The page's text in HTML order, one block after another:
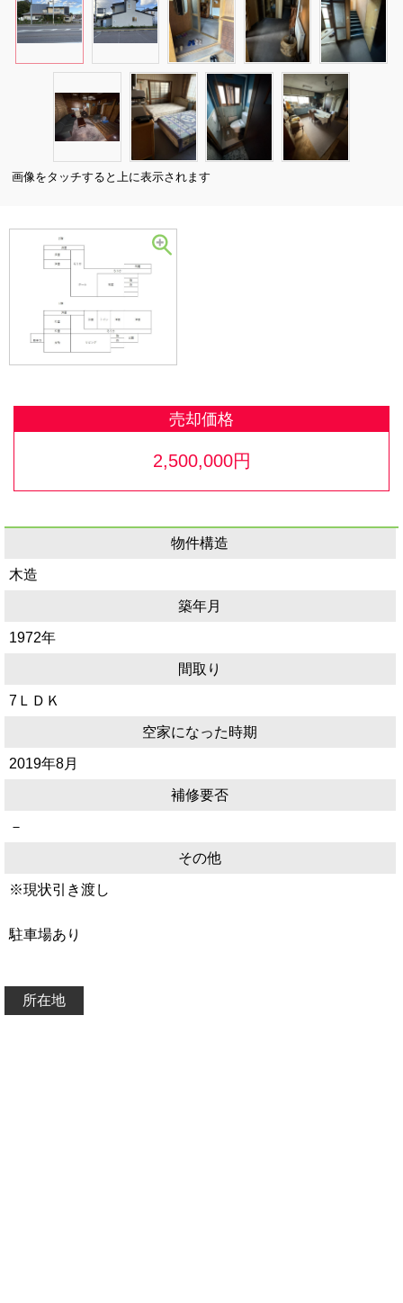
画像をタッチすると上に表示されます
売却価格
2,500,000円
物件構造
木造
築年月
1972年
間取り
7ＬＤＫ
空家になった時期
2019年8月
補修要否
－
その他
※現状引き渡し
駐車場あり
所在地